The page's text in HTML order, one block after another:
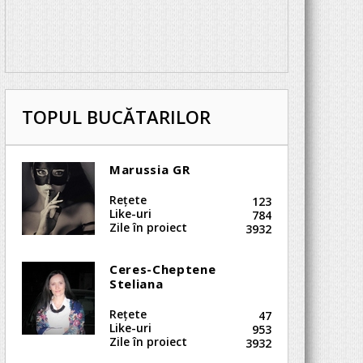
TOPUL BUCĂTARILOR
Marussia GR
Reţete 123
Like-uri 784
Zile în proiect 3932
Ceres-Cheptene
Steliana
Reţete 47
Like-uri 953
Zile în proiect 3932